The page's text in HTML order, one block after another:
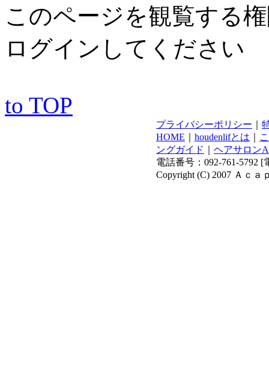
このページを観覧する
ログインしてください
to TOP
プライバシーポリシー
HOME
houdenlifとは
ングガイド
ヘアサロン
電話番号：092-761-5792
Copyright (C) 2007 Ａｃａ